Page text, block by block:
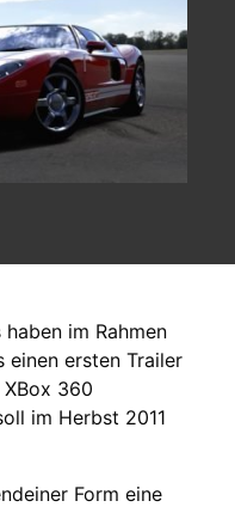
im Rahmen
einen ersten Trailer
360
im Herbst 2011
Form eine